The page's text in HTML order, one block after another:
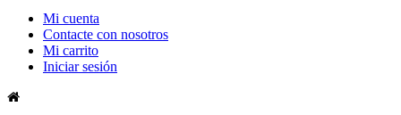
Mi cuenta
Contacte con nosotros
Mi carrito
Iniciar sesión